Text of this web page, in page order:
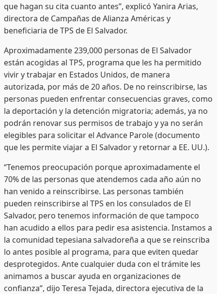
que hagan su cita cuanto antes”, explicó Yanira Arias,
directora de Campañas de Alianza Américas y
beneficiaria de TPS de El Salvador.
Aproximadamente 239,000 personas de El Salvador
están acogidas al TPS, programa que les ha permitido
vivir y trabajar en Estados Unidos, de manera
autorizada, por más de 20 años. De no reinscribirse, las
personas pueden enfrentar consecuencias graves, como
la deportación y la detención migratoria; además, ya no
podrán renovar sus permisos de trabajo y ya no serán
elegibles para solicitar el Advance Parole (documento
que les permite viajar a El Salvador y retornar a EE. UU.).
“Tenemos preocupación porque aproximadamente el
70% de las personas que atendemos cada año aún no
han venido a reinscribirse. Las personas también
pueden reinscribirse al TPS en los consulados de El
Salvador, pero tenemos información de que tampoco
han acudido a ellos para pedir esa asistencia. Instamos a
la comunidad tepesiana salvadoreña a que se reinscriba
lo antes posible al programa, para que eviten quedar
desprotegidos. Ante cualquier duda con el trámite les
animamos a buscar ayuda en organizaciones de
confianza”, dijo Teresa Tejada, directora ejecutiva de la